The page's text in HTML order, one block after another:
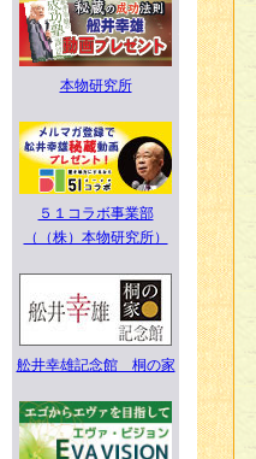
本物研究所
５１コラボ事業部
（（株）本物研究所）
舩井幸雄記念館 桐の家